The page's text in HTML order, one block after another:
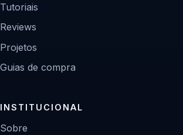
Tutoriais
Reviews
Projetos
Guias de compra
INSTITUCIONAL
Sobre